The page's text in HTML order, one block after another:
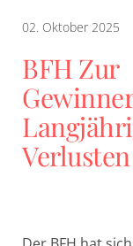
02. Oktober 2025
BFH Zur
Verlusten